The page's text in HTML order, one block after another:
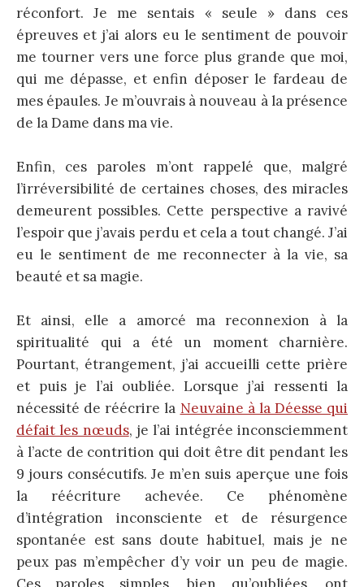
réconfort. Je me sentais « seule » dans ces
épreuves et j’ai alors eu le sentiment de pouvoir
me tourner vers une force plus grande que moi,
qui me dépasse, et enfin déposer le fardeau de
mes épaules. Je m’ouvrais à nouveau à la présence
de la Dame dans ma vie.
Enfin, ces paroles m’ont rappelé que, malgré
l’irréversibilité de certaines choses, des miracles
demeurent possibles. Cette perspective a ravivé
l’espoir que j’avais perdu et cela a tout changé. J’ai
eu le sentiment de me reconnecter à la vie, sa
beauté et sa magie.
Et ainsi, elle a amorcé ma reconnexion à la
spiritualité qui a été un moment charnière.
Pourtant, étrangement, j’ai accueilli cette prière
et puis je l’ai oubliée. Lorsque j’ai ressenti la
nécessité de réécrire la Neuvaine à la Déesse qui
défait les nœuds, je l’ai intégrée inconsciemment
à l’acte de contrition qui doit être dit pendant les
9 jours consécutifs. Je m’en suis aperçue une fois
la réécriture achevée. Ce phénomène
d’intégration inconsciente et de résurgence
spontanée est sans doute habituel, mais je ne
peux pas m’empêcher d’y voir un peu de magie.